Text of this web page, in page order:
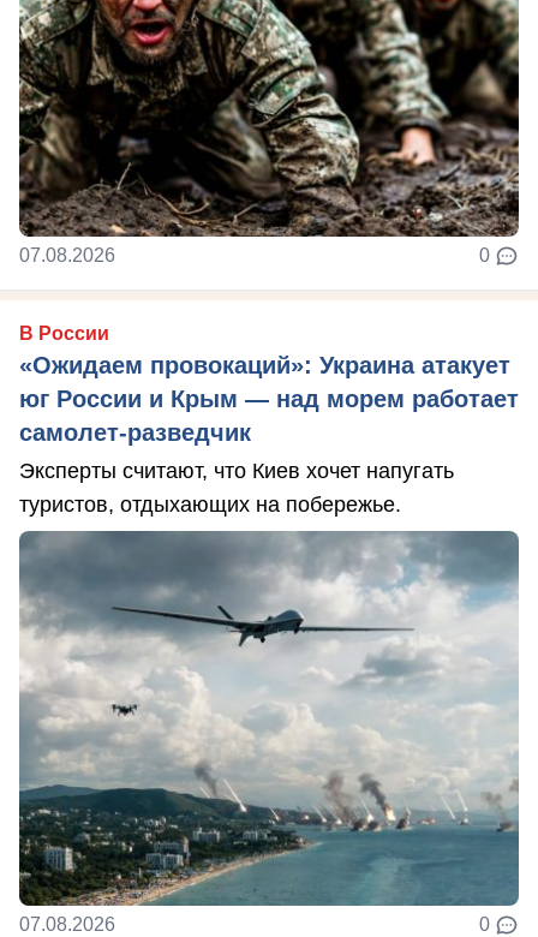
07.08.2026 0
В России
«Ожидаем провокаций»: Украина атакует
юг России и Крым — над морем работает
самолет-разведчик
Эксперты считают, что Киев хочет напугать
туристов, отдыхающих на побережье.
07.08.2026 0